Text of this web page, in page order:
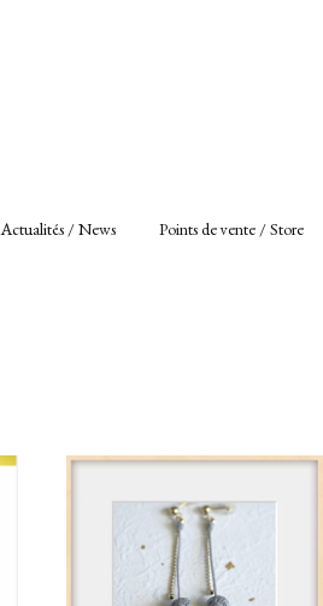
Actualités / News Points de vente / Store